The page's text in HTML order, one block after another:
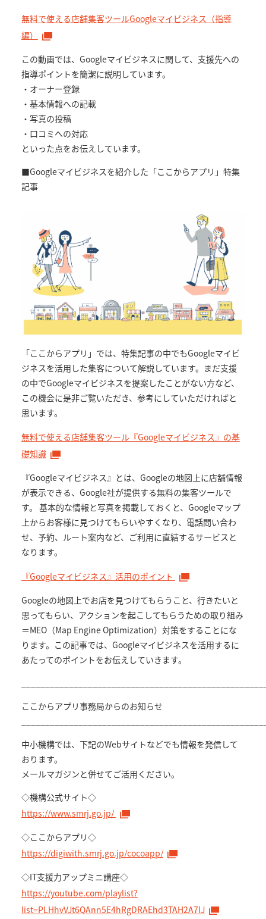
無料で使える店舗集客ツールGoogleマイビジネス（指導
編）
この動画では、Googleマイビジネスに関して、支援先への
指導ポイントを簡潔に説明しています。
・オーナー登録
・基本情報への記載
・写真の投稿
・口コミへの対応
といった点をお伝えしています。
■Googleマイビジネスを紹介した「ここからアプリ」特集
記事
「ここからアプリ」では、特集記事の中でもGoogleマイビ
ジネスを活用した集客について解説しています。まだ支援
の中でGoogleマイビジネスを提案したことがない方など、
この機会に是非ご覧いただき、参考にしていただければと
思います。
無料で使える店舗集客ツール『Googleマイビジネス』の基
礎知識
『Googleマイビジネス』とは、Googleの地図上に店舗情報
が表示できる、Google社が提供する無料の集客ツールで
す。 基本的な情報と写真を掲載しておくと、Googleマップ
上からお客様に見つけてもらいやすくなり、電話問い合わ
せ、予約、ルート案内など、ご利用に直結するサービスと
なります。
『Googleマイビジネス』活用のポイント
Googleの地図上でお店を見つけてもらうこと、行きたいと
思ってもらい、アクションを起こしてもらうための取り組み
＝MEO（Map Engine Optimization）対策をすることにな
ります。この記事では、Googleマイビジネスを活用するに
あたってのポイントをお伝えしていきます。
ここからアプリ事務局からのお知らせ
中小機構では、下記のWebサイトなどでも情報を発信して
おります。
メールマガジンと併せてご活用ください。
◇機構公式サイト◇
https://www.smrj.go.jp/
◇ここからアプリ◇
https://digiwith.smrj.go.jp/cocoapp/
◇IT支援力アップミニ講座◇
https://youtube.com/playlist?
list=PLHhvVJt6QAnn5E4hRgDRAEhd3TAH2A7lJ